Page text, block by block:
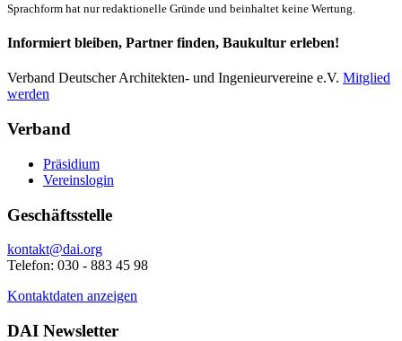
Sprachform hat nur redaktionelle Gründe und beinhaltet keine Wertung.
Informiert bleiben, Partner finden, Baukultur erleben!
Verband Deutscher Architekten- und Ingenieurvereine e.V. Mitglied
werden
Verband
Präsidium
Vereinslogin
Geschäftsstelle
kontakt@dai.org
Telefon: 030 - 883 45 98
Kontaktdaten anzeigen
DAI Newsletter